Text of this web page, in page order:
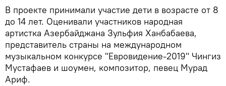
В проекте принимали участие дети в возрасте от 8
до 14 лет. Оценивали участников народная
артистка Азербайджана Зульфия Ханбабаева,
представитель страны на международном
музыкальном конкурсе "Евровидение-2019" Чингиз
Мустафаев и шоумен, композитор, певец Мурад
Ариф.